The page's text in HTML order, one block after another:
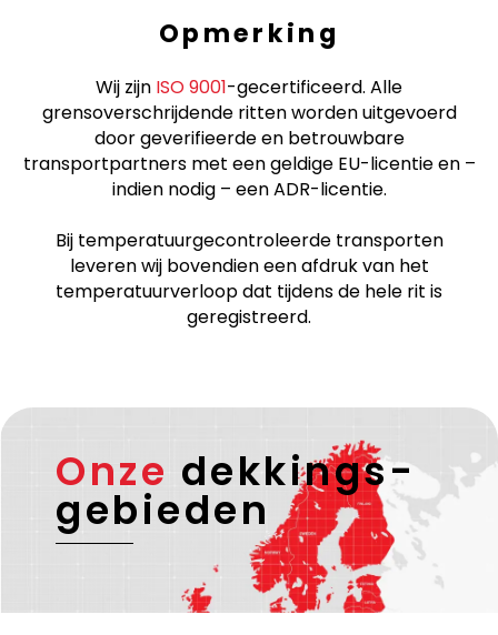
Opmerking
Wij zijn ISO 9001-gecertificeerd. Alle
grensoverschrijdende ritten worden uitgevoerd
door geverifieerde en betrouwbare
transportpartners met een geldige EU-licentie en –
indien nodig – een ADR-licentie.
Bij temperatuurgecontroleerde transporten
leveren wij bovendien een afdruk van het
temperatuurverloop dat tijdens de hele rit is
geregistreerd.
Onze dekkings-
gebieden